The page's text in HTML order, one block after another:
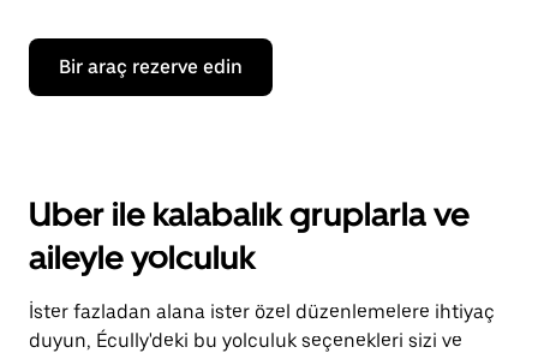
Bir araç rezerve edin
Uber ile kalabalık gruplarla ve
aileyle yolculuk
İster fazladan alana ister özel düzenlemelere ihtiyaç
duyun, Écully'deki bu yolculuk seçenekleri sizi ve